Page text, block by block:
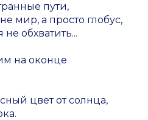
пути,
а просто глобус,
обхватить...
на оконце
цвет от солнца,